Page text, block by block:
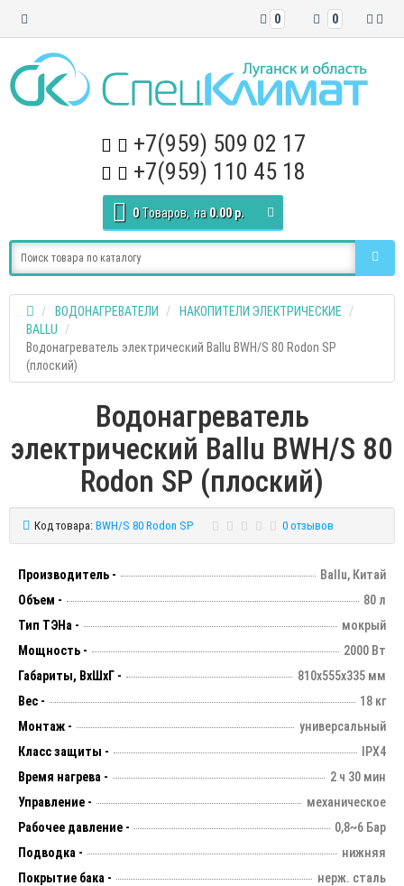
0
0
+7(959) 509 02 17
+7(959) 110 45 18
0 Tоваров, на 0.00 р.
ВОДОНАГРЕВАТЕЛИ
НАКОПИТЕЛИ ЭЛЕКТРИЧЕСКИЕ
BALLU
Водонагреватель электрический Ballu BWH/S 80 Rodon SP
(плоский)
Водонагреватель
электрический Ballu BWH/S 80
Rodon SP (плоский)
Код товара: BWH/S 80 Rodon SP 0 отзывов
Производитель -
Ballu, Китай
Объем -
80 л
Тип ТЭНа -
мокрый
Мощность -
2000 Вт
Габариты, ВхШхГ -
810х555х335 мм
Вес -
18 кг
Монтаж -
универсальный
Класс защиты -
IPX4
Время нагрева -
2 ч 30 мин
Управление -
механическое
Рабочее давление -
0,8~6 Бар
Подводка -
нижняя
Покрытие бака -
нерж. сталь